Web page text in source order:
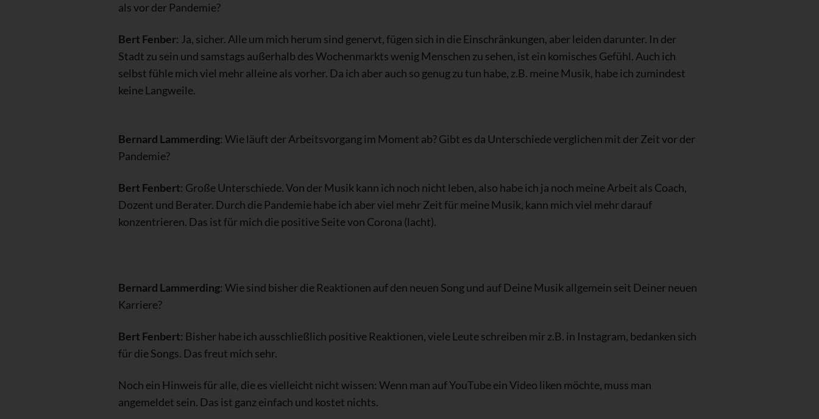
als vor der Pandemie?
Bert Fenber: Ja, sicher. Alle um mich herum sind genervt, fügen sich in die Einschränkungen, aber leiden darunter. In der
Stadt zu sein und samstags außerhalb des Wochenmarkts wenig Menschen zu sehen, ist ein komisches Gefühl. Auch ich
selbst fühle mich viel mehr alleine als vorher. Da ich aber auch so genug zu tun habe, z.B. meine Musik, habe ich zumindest
keine Langweile.
Bernard Lammerding: Wie läuft der Arbeitsvorgang im Moment ab? Gibt es da Unterschiede verglichen mit der Zeit vor der
Pandemie?
Bert Fenbert: Große Unterschiede. Von der Musik kann ich noch nicht leben, also habe ich ja noch meine Arbeit als Coach,
Dozent und Berater. Durch die Pandemie habe ich aber viel mehr Zeit für meine Musik, kann mich viel mehr darauf
konzentrieren. Das ist für mich die positive Seite von Corona (lacht).
Bernard Lammerding: Wie sind bisher die Reaktionen auf den neuen Song und auf Deine Musik allgemein seit Deiner neuen
Karriere?
Bert Fenbert: Bisher habe ich ausschließlich positive Reaktionen, viele Leute schreiben mir z.B. in Instagram, bedanken sich
für die Songs. Das freut mich sehr.
Noch ein Hinweis für alle, die es vielleicht nicht wissen: Wenn man auf YouTube ein Video liken möchte, muss man
angemeldet sein. Das ist ganz einfach und kostet nichts.